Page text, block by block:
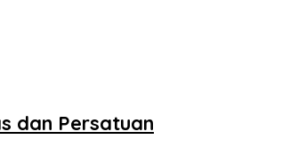
dan Persatuan